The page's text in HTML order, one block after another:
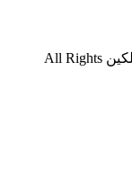
© Copyright 2026, الفدرالية الجزائرية للمستهلكين All Rights